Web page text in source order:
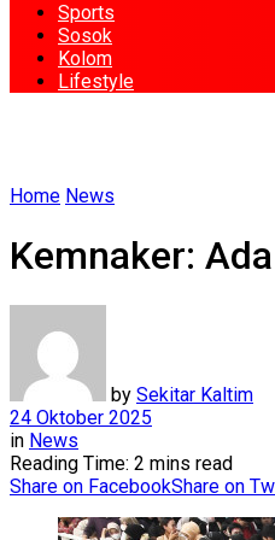
Sports
Sosok
Kolom
Lifestyle
Home News
Kemnaker:
by Sekitar Kaltim
24 Oktober 2025
in News
Reading Time: 2 mins read
Share on FacebookShare on